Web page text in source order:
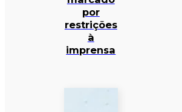
por
restrições
à
imprensa